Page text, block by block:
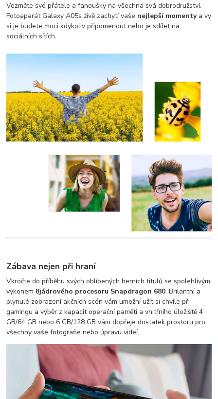
Vezměte své přátele a fanoušky na všechna svá dobrodružství.
Fotoaparát Galaxy A05s živě zachytí vaše nejlepší momentya vy
si je budete moci kdykoliv připomenout nebo je sdílet na
sociálních sítích.
Zábava nejen při hraní
Vkročte do příběhu svých oblíbených herních titulů se spolehlivým
výkonem 8jádrového procesoru Snapdragon 680. Brilantní a
plynulé zobrazení akčních scén vám umožní užít si chvíle při
gamingu a výběr z kapacit operační paměti a vnitřního úložiště 4
GB/64 GB nebo 6 GB/128 GB vám dopřeje dostatek prostoru pro
všechny vaše fotografie nebo úpravu videí.